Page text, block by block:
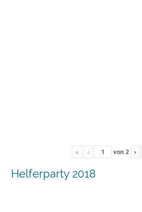
« ‹ von 2 ›
Helferparty 2018